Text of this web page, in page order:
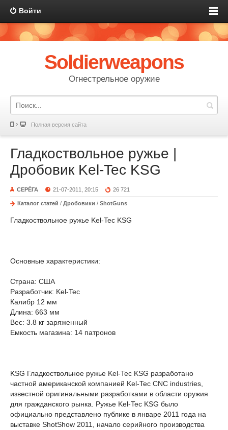
Войти
Soldierweapons
Огнестрельное оружие
Полная версия сайта
Гладкоствольное ружье |
Дробовик Kel-Tec KSG
СЕРЁГА 21-07-2011, 20:15 26 721
Каталог статей / Дробовики / ShotGuns
Гладкоствольное ружье Kel-Tec KSG
Основные характеристики:
Страна: США
Разработчик: Kel-Tec
Калибр 12 мм
Длина: 663 мм
Вес: 3.8 кг заряженный
Емкость магазина: 14 патронов
KSG Гладкоствольное ружье Kel-Tec KSG разработано
частной американской компанией Kel-Tec CNC industries,
известной оригинальными разработками в области оружия
для гражданского рынка. Ружье Kel-Tec KSG было
официально представлено публике в январе 2011 года на
выставке ShotShow 2011, начало серийного производства